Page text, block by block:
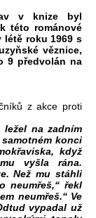
v knize byl
této románové
roku 1969 s
věznice,
9 předvolán na
z akce proti
na zadním
konci
když
vyšla rána.
Než mu stáhli
neumřeš,“ řekl
neumřeš.“ Ve
vypadal už